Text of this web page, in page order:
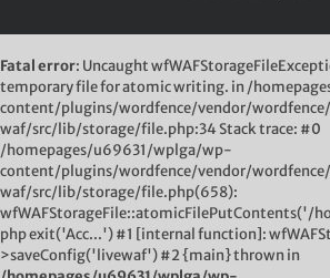
Fatal error: Uncaught
temporary file for atomic writing. in /
content/plugins/wordfence/vendor/
waf/src/lib/storage/file.php:34 Stack trace: #0
/homepages/u69631/wplga/wp-
content/plugins/wordfence/vendor/
waf/src/lib/storage/file.php(658):
wfWAFStorageFile::atomicFilePutContents('/
php exit('Acc...') #1 [internal function]:
>saveConfig('livewaf') #2 {main} thrown in